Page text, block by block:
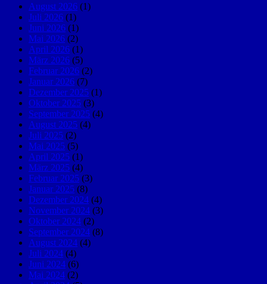
August 2026 (1)
Juli 2026 (1)
Juni 2026 (1)
Mai 2026 (2)
April 2026 (1)
März 2026 (5)
Februar 2026 (2)
Januar 2026 (7)
Dezember 2025 (1)
Oktober 2025 (3)
September 2025 (4)
August 2025 (4)
Juli 2025 (2)
Mai 2025 (5)
April 2025 (1)
März 2025 (4)
Februar 2025 (3)
Januar 2025 (8)
Dezember 2024 (4)
November 2024 (3)
Oktober 2024 (2)
September 2024 (8)
August 2024 (4)
Juli 2024 (4)
Juni 2024 (6)
Mai 2024 (2)